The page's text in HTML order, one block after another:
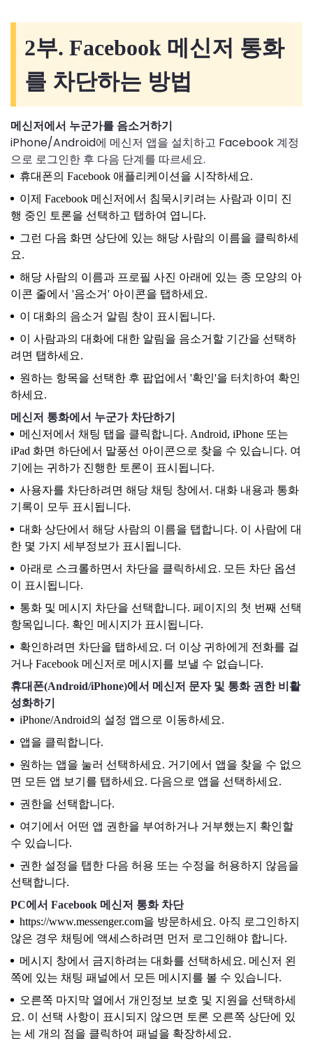
2부. Facebook 메신저 통화
를 차단하는 방법
메신저에서 누군가를 음소거하기
iPhone/Android에 메신저 앱을 설치하고 Facebook 계정
으로 로그인한 후 다음 단계를 따르세요.
휴대폰의 Facebook 애플리케이션을 시작하세요.
이제 Facebook 메신저에서 침묵시키려는 사람과 이미 진
행 중인 토론을 선택하고 탭하여 엽니다.
그런 다음 화면 상단에 있는 해당 사람의 이름을 클릭하세
요.
해당 사람의 이름과 프로필 사진 아래에 있는 종 모양의 아
이콘 줄에서 '음소거' 아이콘을 탭하세요.
이 대화의 음소거 알림 창이 표시됩니다.
이 사람과의 대화에 대한 알림을 음소거할 기간을 선택하
려면 탭하세요.
원하는 항목을 선택한 후 팝업에서 '확인'을 터치하여 확인
하세요.
메신저 통화에서 누군가 차단하기
메신저에서 채팅 탭을 클릭합니다. Android, iPhone 또는
iPad 화면 하단에서 말풍선 아이콘으로 찾을 수 있습니다. 여
기에는 귀하가 진행한 토론이 표시됩니다.
사용자를 차단하려면 해당 채팅 창에서. 대화 내용과 통화
기록이 모두 표시됩니다.
대화 상단에서 해당 사람의 이름을 탭합니다. 이 사람에 대
한 몇 가지 세부정보가 표시됩니다.
아래로 스크롤하면서 차단을 클릭하세요. 모든 차단 옵션
이 표시됩니다.
통화 및 메시지 차단을 선택합니다. 페이지의 첫 번째 선택
항목입니다. 확인 메시지가 표시됩니다.
확인하려면 차단을 탭하세요. 더 이상 귀하에게 전화를 걸
거나 Facebook 메신저로 메시지를 보낼 수 없습니다.
휴대폰(Android/iPhone)에서 메신저 문자 및 통화 권한 비활
성화하기
iPhone/Android의 설정 앱으로 이동하세요.
앱을 클릭합니다.
원하는 앱을 눌러 선택하세요. 거기에서 앱을 찾을 수 없으
면 모든 앱 보기를 탭하세요. 다음으로 앱을 선택하세요.
권한을 선택합니다.
여기에서 어떤 앱 권한을 부여하거나 거부했는지 확인할
수 있습니다.
권한 설정을 탭한 다음 허용 또는 수정을 허용하지 않음을
선택합니다.
PC에서 Facebook 메신저 통화 차단
https://www.messenger.com을 방문하세요. 아직 로그인하지
않은 경우 채팅에 액세스하려면 먼저 로그인해야 합니다.
메시지 창에서 금지하려는 대화를 선택하세요. 메신저 왼
쪽에 있는 채팅 패널에서 모든 메시지를 볼 수 있습니다.
오른쪽 마지막 열에서 개인정보 보호 및 지원을 선택하세
요. 이 선택 사항이 표시되지 않으면 토론 오른쪽 상단에 있
는 세 개의 점을 클릭하여 패널을 확장하세요.